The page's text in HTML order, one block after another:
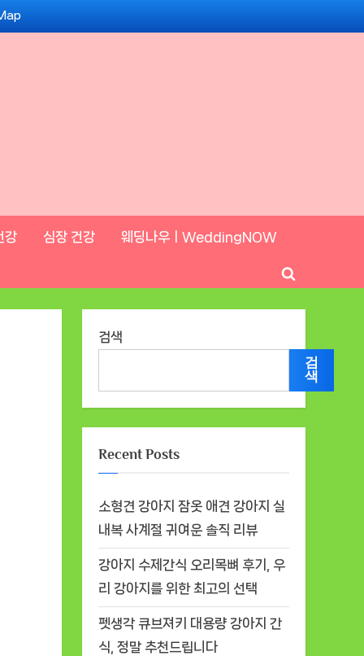
강 심장 건강 웨딩나우ㅣWeddingNOW
Toggle
search
검색
검
색
Recent Posts
소형견 강아지 잠옷 애견 강아지 실
내복 사계절 귀여운 솔직 리뷰
강아지 수제간식 오리목뼈 후기, 우
리 강아지를 위한 최고의 선택
펫생각 큐브져키 대용량 강아지 간
식, 정말 추천드립니다